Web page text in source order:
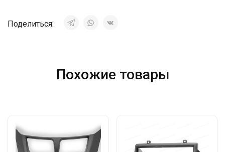
Поделиться:
Похожие товары